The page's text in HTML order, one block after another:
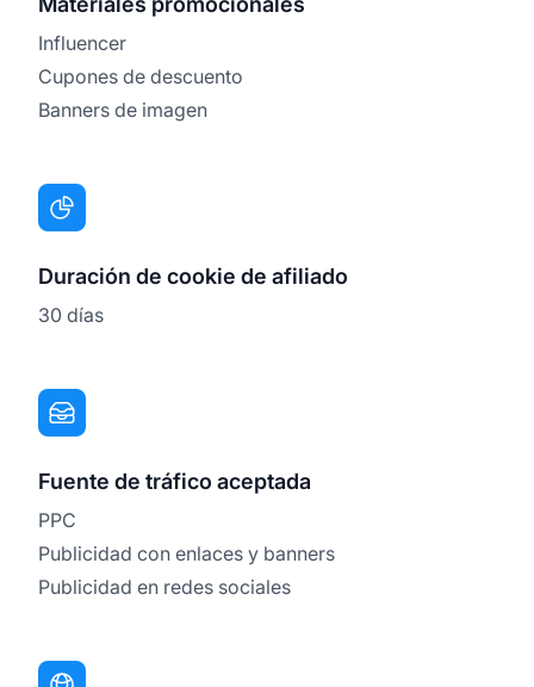
Influencer
Cupones de descuento
Banners de imagen
Duración de cookie de afiliado
30 días
Fuente de tráfico aceptada
PPC
Publicidad con enlaces y banners
Publicidad en redes sociales